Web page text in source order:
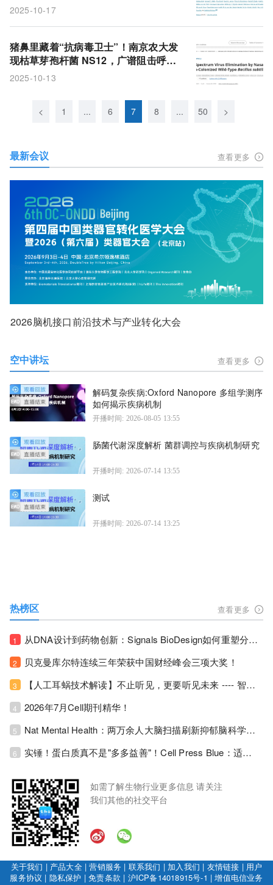
2025-10-17
猪鼻里藏着“抗病毒卫士”！南京农大发
现枯草芽孢杆菌 NS12，广谱阻击呼吸
道病毒还不易耐药
2025-10-13
< 1 ... 6 7 8 ... 50 >
最新会议 查看更多
2026脑机接口前沿技术与产业转化大会
空中讲坛 查看更多
解码复杂疾病:Oxford Nanopore 多组学测序
如何揭示疾病机制
开播时间: 2026-08-05 13:55
肠菌代谢深度解析 菌群调控与疾病机制研究
开播时间: 2026-07-14 13:55
测试
开播时间: 2026-07-14 13:25
热榜区 查看更多
1 从DNA设计到药物创新：Signals BioDesign如何重塑分子生物学研发生态！
2 贝克曼库尔特连续三年荣获中国财经峰会三项大奖！
3 【人工耳蜗技术解读】不止听见，更要听见未来 ---- 智能耳蜗，开启人工耳蜗技术新纪元！
4 2026年7月Cell期刊精华！
5 Nat Mental Health：两万余人大脑扫描刷新抑郁脑科学认知！抑郁不只是情绪病，视觉、运动脑区同步受损！
6 实锤！蛋白质真不是"多多益善"！Cell Press Blue：适度限蛋白，反而拉长健康寿命！
如需了解生物行业更多信息 请关注
我们其他的社交平台
关于我们 | 产品大全|营销服务 | 联系我们 | 加入我们 | 友情链接 | 用户
服务协议 | 隐私保护 |免责条款 | 沪ICP备14018915号-1 |增值电信业务